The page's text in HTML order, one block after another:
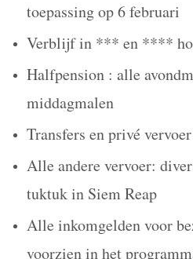
toepassing op 6 februari
Verblijf in *** en ****
Halfpension : alle
middagmalen
Transfers en privé
Alle andere vervoer:
tuktuk in Siem Reap
Alle inkomgelden voor
voorzien in het